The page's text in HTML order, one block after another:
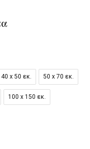
40 x 50 εκ. 50 x 70 εκ.
100 x 150 εκ.